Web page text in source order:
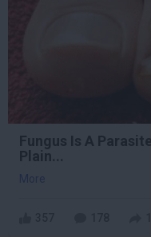
Fungus Is A
Plain...
More